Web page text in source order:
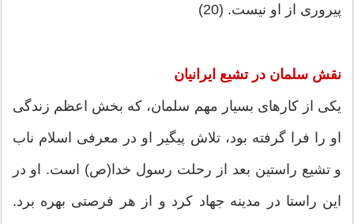
پیروری از او نیست. (20)
نقش سلمان در تشیع ایرانیان
یکی از کارهای بسیار مهم سلمان، که بخش اعظم زندگی
او را فرا گرفته بود، تلاش پیگیر او در معرفی اسلام ناب
و تشیع راستین بعد از رحلت رسول خدا(ص) است. او در
این راستا در مدینه جهاد کرد و از هر فرصتی بهره برد.